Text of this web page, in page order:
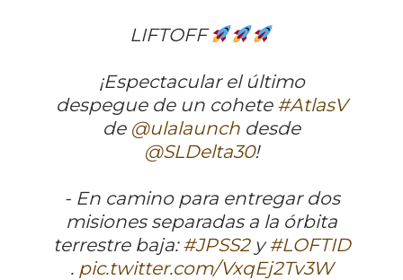
LIFTOFF
¡Espectacular el último
despegue de un cohete #AtlasV
de @ulalaunch desde
@SLDelta30!
- En camino para entregar dos
misiones separadas a la órbita
terrestre baja:#JPSS2y#LOFTID
. pic.twitter.com/VxqEj2Tv3W